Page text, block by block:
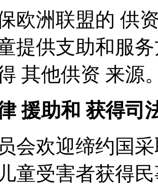
欧洲联盟的 供
提供支助和服
其他供资 来源
援助和 获得司
会欢迎缔约国
童受害者获得